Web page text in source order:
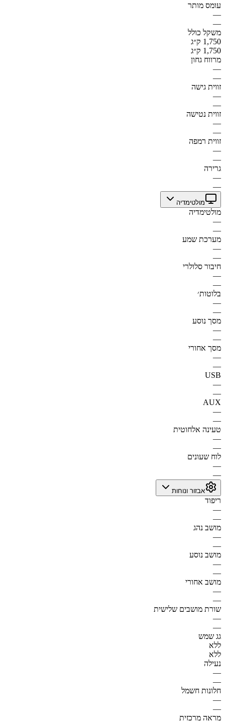
עומס מותר
—
—
משקל כולל
1,750 ק״ג
1,750 ק״ג
מרווח גחון
—
—
זווית גישה
—
—
זווית נטישה
—
—
זווית רמפה
—
—
גרירה
—
—
מולטימדיה
מולטימדיה
—
—
מערכת שמע
—
—
חיבור סלולרי
—
—
בלוטות׳
—
—
מסך נוסע
—
—
מסך אחורי
—
—
USB
—
—
AUX
—
—
טעינה אלחוטית
—
—
לוח שעונים
—
—
אבזור ונוחות
ריפוד
—
—
מושב נהג
—
—
מושב נוסע
—
—
מושב אחורי
—
—
שורת מושבים שלישית
—
—
גג שמש
ללא
ללא
נעילה
—
—
חלונות חשמל
—
—
מראה מרכזית